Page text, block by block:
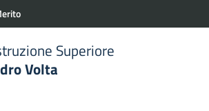
Superiore
Volta